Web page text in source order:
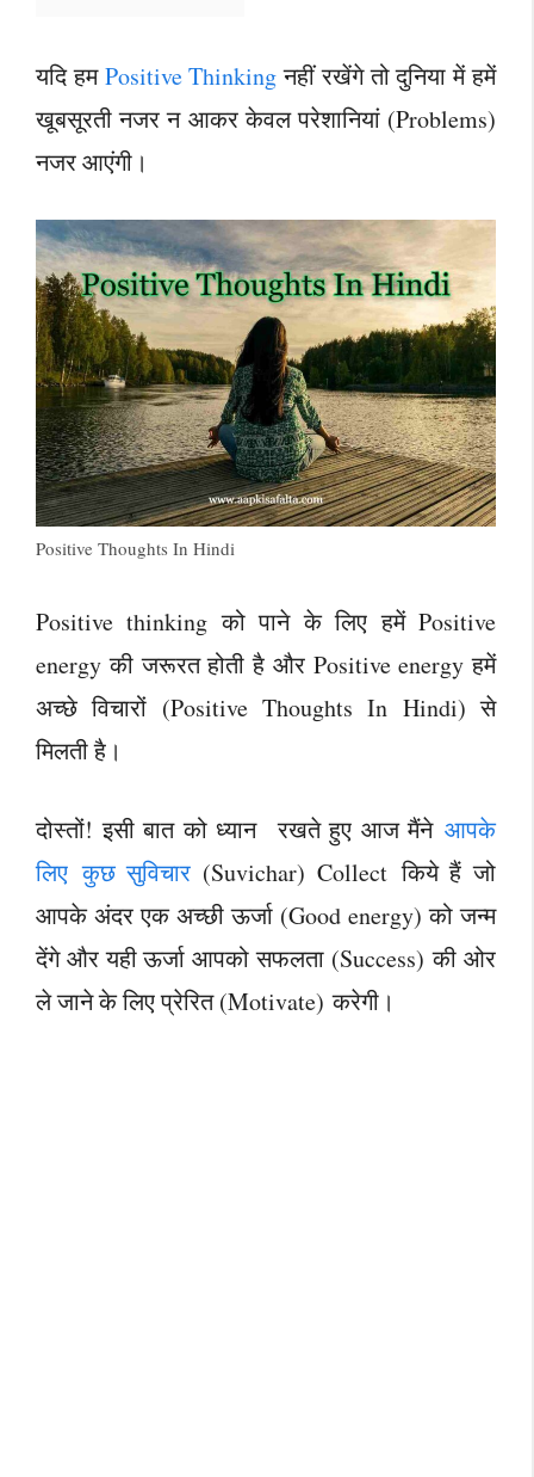
यदि हमPositive Thinkingनहीं रखेंगे तो दुनिया में हमें
खूबसूरती नजर न आकर केवल परेशानियां (Problems)
नजर आएंगी।
Positive Thoughts In Hindi
Positive thinking को पाने के लिए हमें Positive
energy की जरूरत होती है और Positive energy हमें
अच्छे विचारों (Positive Thoughts In Hindi) से
मिलती है।
दोस्तों! इसी बात को ध्यान रखते हुए आज मैंने आपके
लिए कुछ सुविचार (Suvichar) Collect किये हैं जो
आपके अंदर एक अच्छी ऊर्जा (Good energy) को जन्म
देंगे और यही ऊर्जा आपको सफलता (Success) की ओर
ले जाने के लिए प्रेरित (Motivate) करेगी।